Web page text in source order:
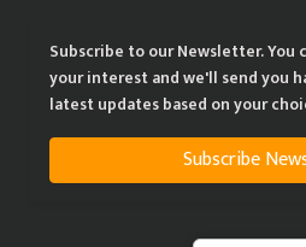
Subscribe to our Newsletter.
your interest and we'll send you
latest updates based on your
Subscribe